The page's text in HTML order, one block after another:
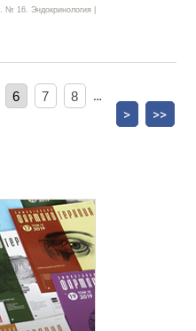
16. Эндокринология |
6 7 8
…
>
>>